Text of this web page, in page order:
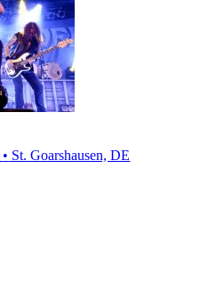
• St. Goarshausen, DE